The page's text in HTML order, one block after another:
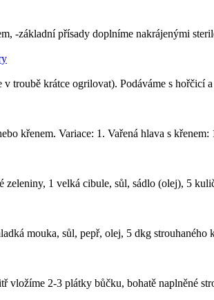
, -základní přísady doplníme nakrájenými
troubě krátce ogrilovat). Podáváme s hořčicí a
křenem. Variace: 1. Vařená hlava s křenem:
zeleniny, 1 velká cibule, sůl, sádlo (olej), 5
mouka, sůl, pepř, olej, 5 dkg
vložíme 2-3 plátky bůčku, bohatě naplněné